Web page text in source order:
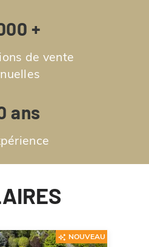
+
de vente
ans
NOUVEAU